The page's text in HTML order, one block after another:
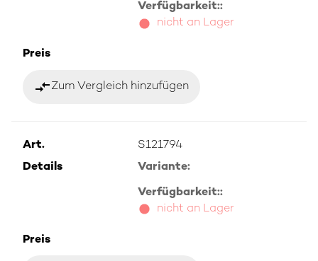
Verfügbarkeit::
nicht an Lager
Preis
compare_arrowsZum Vergleich hinzufügen
Art.
S121794
Details
Variante:
Verfügbarkeit::
nicht an Lager
Preis